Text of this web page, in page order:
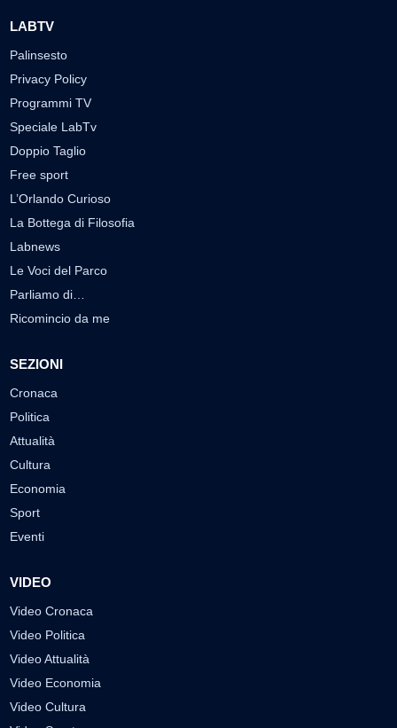
LABTV
Palinsesto
Privacy Policy
Programmi TV
Speciale LabTv
Doppio Taglio
Free sport
L’Orlando Curioso
La Bottega di Filosofia
Labnews
Le Voci del Parco
Parliamo di…
Ricomincio da me
SEZIONI
Cronaca
Politica
Attualità
Cultura
Economia
Sport
Eventi
VIDEO
Video Cronaca
Video Politica
Video Attualità
Video Economia
Video Cultura